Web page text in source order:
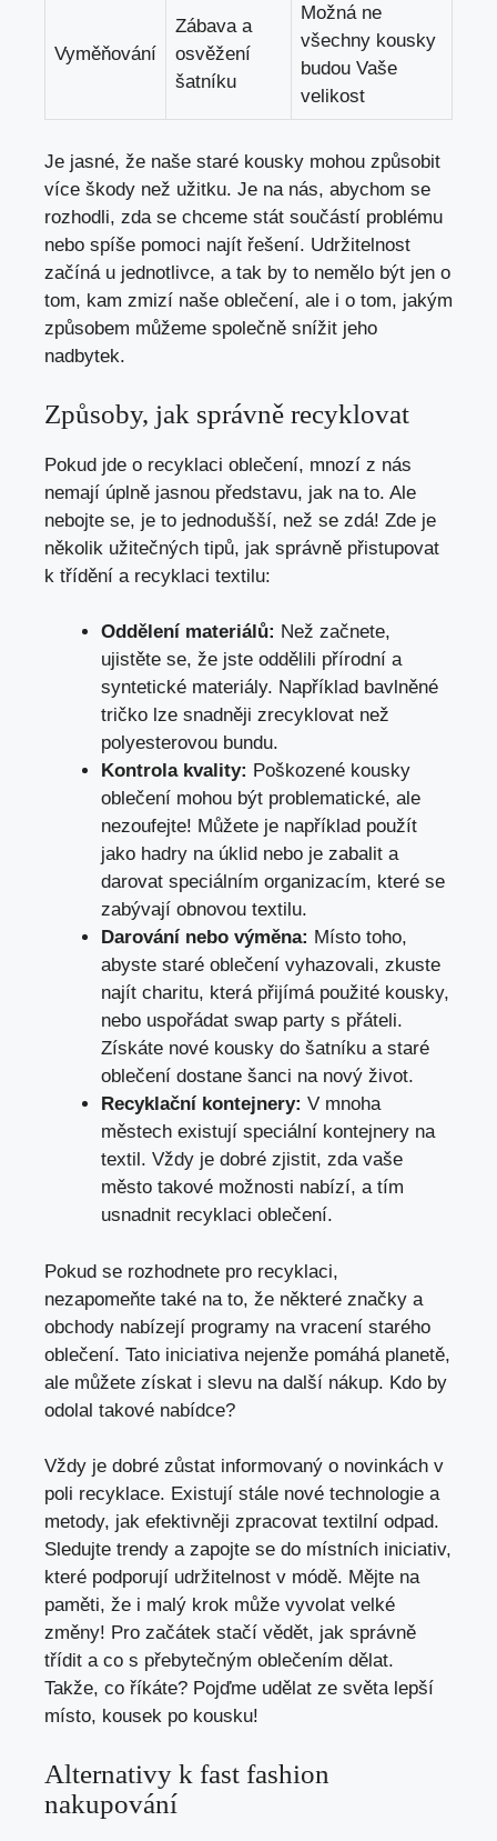
Vyměňování
Zábava a
osvěžení
šatníku
Možná ne
všechny kousky
budou Vaše
velikost
Je jasné, že naše staré kousky mohou způsobit
více škody než užitku. Je na nás, abychom se
rozhodli, zda se chceme stát součástí problému
nebo spíše pomoci najít řešení. Udržitelnost
začíná u jednotlivce, a tak by to nemělo být jen o
tom, kam zmizí naše oblečení, ale i o tom, jakým
způsobem můžeme společně snížit jeho
nadbytek.
Způsoby, jak správně recyklovat
Pokud jde o recyklaci oblečení, mnozí z nás
nemají úplně jasnou představu, jak na to. Ale
nebojte se, je to jednodušší, než se zdá! Zde je
několik užitečných tipů, jak správně přistupovat
k třídění a recyklaci textilu:
Oddělení materiálů: Než začnete,
ujistěte se, že jste oddělili přírodní a
syntetické materiály. Například bavlněné
tričko lze snadněji zrecyklovat než
polyesterovou bundu.
Kontrola kvality: Poškozené kousky
oblečení mohou být problematické, ale
nezoufejte! Můžete je například použít
jako hadry na úklid nebo je zabalit a
darovat speciálním organizacím, které se
zabývají obnovou textilu.
Darování nebo výměna: Místo toho,
abyste staré oblečení vyhazovali, zkuste
najít charitu, která přijímá použité kousky,
nebo uspořádat swap party s přáteli.
Získáte nové kousky do šatníku a staré
oblečení dostane šanci na nový život.
Recyklační kontejnery: V mnoha
městech existují speciální kontejnery na
textil. Vždy je dobré zjistit, zda vaše
město takové možnosti nabízí, a tím
usnadnit recyklaci oblečení.
Pokud se rozhodnete pro recyklaci,
nezapomeňte také na to, že některé značky a
obchody nabízejí programy na vracení starého
oblečení. Tato iniciativa nejenže pomáhá planetě,
ale můžete získat i slevu na další nákup. Kdo by
odolal takové nabídce?
Vždy je dobré zůstat informovaný o novinkách v
poli recyklace. Existují stále nové technologie a
metody, jak efektivněji zpracovat textilní odpad.
Sledujte trendy a zapojte se do místních iniciativ,
které podporují udržitelnost v módě. Mějte na
paměti, že i malý krok může vyvolat velké
změny! Pro začátek stačí vědět, jak správně
třídit a co s přebytečným oblečením dělat.
Takže, co říkáte? Pojďme udělat ze světa lepší
místo, kousek po kousku!
Alternativy k fast fashion
nakupování